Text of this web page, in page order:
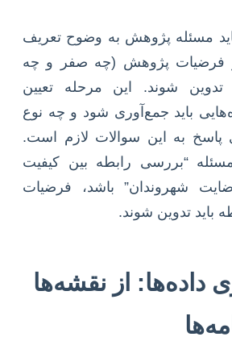
مسئله پژوهش به وضوح تعریف
فرضیات پژوهش (چه صفر و چه
تدوین شوند. این مرحله تعیین
باید جمع‌آوری شود و چه نوع
پاسخ به این سوالات لازم است.
“بررسی رابطه بین کیفیت
شهروندان” باشد، فرضیات
باید تدوین شوند.
داده‌ها: از نقشه‌ها